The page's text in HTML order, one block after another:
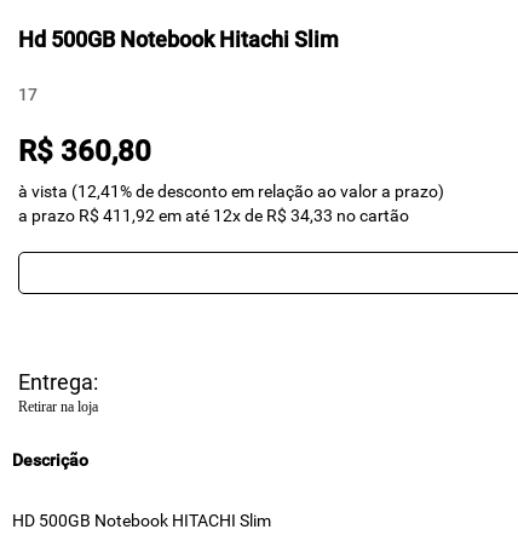
Hd 500GB Notebook Hitachi Slim
17
R$ 360,80
à vista (12,41% de desconto em relação ao valor a prazo)
a prazo R$ 411,92 em até 12x de R$ 34,33 no cartão
Entrega:
Retirar na loja
Descrição
HD 500GB Notebook HITACHI Slim